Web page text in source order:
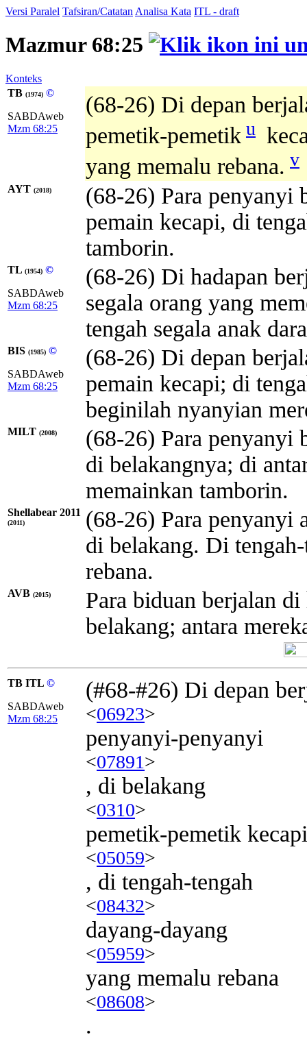
Versi Paralel Tafsiran/Catatan Analisa Kata ITL - draft
Mazmur 68:25
Konteks
TB (1974) ©
SABDAweb
Mzm 68:25
(68-26) Di depan
pemetik-pemetik u
yang memalu rebana. v
AYT (2018)
(68-26) Para penyanyi
pemain kecapi, di
tamborin.
TL (1954) ©
SABDAweb
Mzm 68:25
(68-26) Di hadapan
segala orang yang
tengah segala anak
BIS (1985) ©
SABDAweb
Mzm 68:25
(68-26) Di depan
pemain kecapi; di
beginilah nyanyian
MILT (2008)
(68-26) Para penyanyi
di belakangnya; di
memainkan tamborin.
Shellabear 2011
(2011)
(68-26) Para penyanyi
di belakang. Di
rebana.
AVB (2015)
Para biduan berjalan
belakang; antara
TB ITL ©
SABDAweb
Mzm 68:25
(#68-#26) Di depan
<06923>
penyanyi-penyanyi
<07891>
, di belakang
<0310>
pemetik-pemetik kecapi
<05059>
, di tengah-tengah
<08432>
dayang-dayang
<05959>
yang memalu rebana
<08608>
.